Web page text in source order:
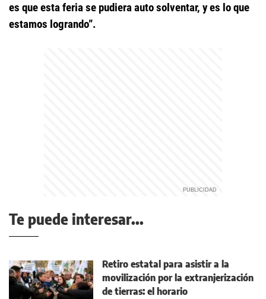
es que esta feria se pudiera auto solventar, y es lo que
estamos logrando”.
Te puede interesar...
Retiro estatal para asistir a la
movilización por la extranjerización
de tierras: el horario